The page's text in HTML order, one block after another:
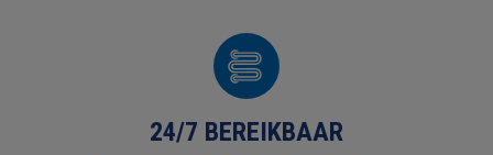
24/7 BEREIKBAAR